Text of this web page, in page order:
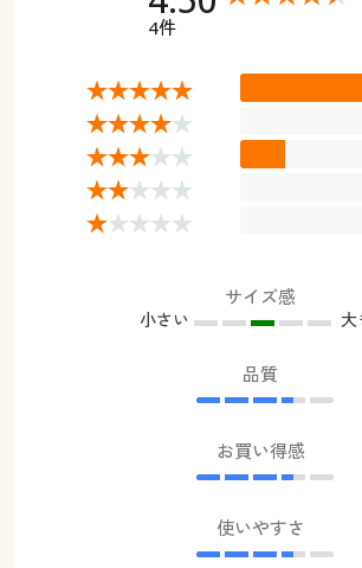
4件
サイズ感
小さい 大
品質
お買い得感
使いやすさ